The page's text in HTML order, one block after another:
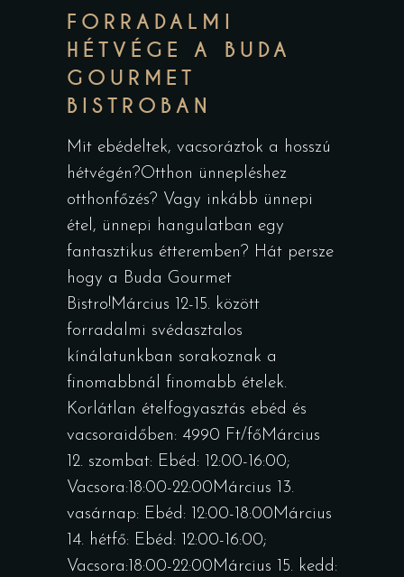
FORRADALMI
HÉTVÉGE A BUDA
GOURMET
BISTROBAN
Mit ebédeltek, vacsoráztok a hosszú
hétvégén?Otthon ünnepléshez
otthonfőzés? Vagy inkább ünnepi
étel, ünnepi hangulatban egy
fantasztikus étteremben? Hát persze
hogy a Buda Gourmet
Bistro!Március 12-15. között
forradalmi svédasztalos
kínálatunkban sorakoznak a
finomabbnál finomabb ételek.
Korlátlan ételfogyasztás ebéd és
vacsoraidőben: 4990 Ft/főMárcius
12. szombat: Ebéd: 12:00-16:00;
Vacsora:18:00-22:00Március 13.
vasárnap: Ebéd: 12:00-18:00Március
14. hétfő: Ebéd: 12:00-16:00;
Vacsora:18:00-22:00Március 15. kedd: